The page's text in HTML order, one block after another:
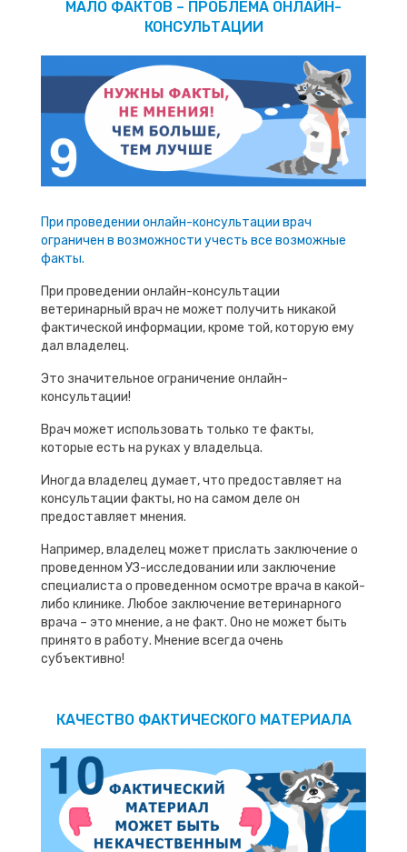
МАЛО ФАКТОВ – ПРОБЛЕМА ОНЛАЙН-
КОНСУЛЬТАЦИИ
При проведении онлайн-консультации врач
ограничен в возможности учесть все возможные
факты.
При проведении онлайн-консультации
ветеринарный врач не может получить никакой
фактической информации, кроме той, которую ему
дал владелец.
Это значительное ограничение онлайн-
консультации!
Врач может использовать только те факты,
которые есть на руках у владельца.
Иногда владелец думает, что предоставляет на
консультации факты, но на самом деле он
предоставляет мнения.
Например, владелец может прислать заключение о
проведенном УЗ-исследовании или заключение
специалиста о проведенном осмотре врача в какой-
либо клинике. Любое заключение ветеринарного
врача – это мнение, а не факт. Оно не может быть
принято в работу. Мнение всегда очень
субъективно!
КАЧЕСТВО ФАКТИЧЕСКОГО МАТЕРИАЛА